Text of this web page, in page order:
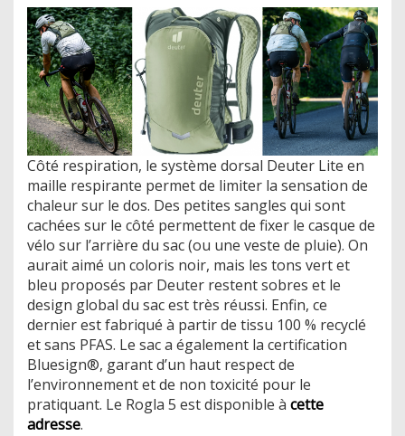
Côté respiration, le système dorsal Deuter Lite en
maille respirante permet de limiter la sensation de
chaleur sur le dos. Des petites sangles qui sont
cachées sur le côté permettent de fixer le casque de
vélo sur l’arrière du sac (ou une veste de pluie). On
aurait aimé un coloris noir, mais les tons vert et
bleu proposés par Deuter restent sobres et le
design global du sac est très réussi. Enfin, ce
dernier est fabriqué à partir de tissu 100 % recyclé
et sans PFAS. Le sac a également la certification
Bluesign®, garant d’un haut respect de
l’environnement et de non toxicité pour le
pratiquant. Le Rogla 5 est disponible à cette
adresse.